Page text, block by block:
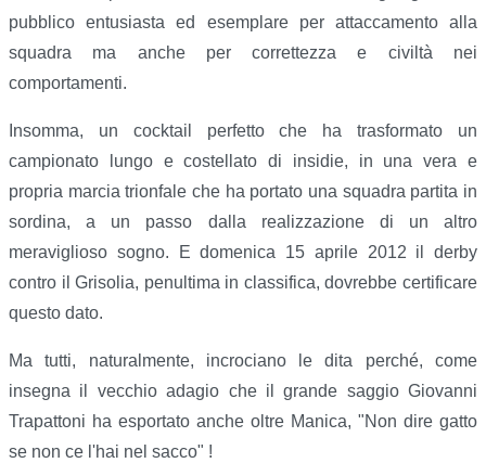
pubblico entusiasta ed esemplare per attaccamento alla
squadra ma anche per correttezza e civiltà nei
comportamenti.
Insomma, un cocktail perfetto che ha trasformato un
campionato lungo e costellato di insidie, in una vera e
propria marcia trionfale che ha portato una squadra partita in
sordina, a un passo dalla realizzazione di un altro
meraviglioso sogno. E domenica 15 aprile 2012 il derby
contro il Grisolia, penultima in classifica, dovrebbe certificare
questo dato.
Ma tutti, naturalmente, incrociano le dita perché, come
insegna il vecchio adagio che il grande saggio Giovanni
Trapattoni ha esportato anche oltre Manica, "Non dire gatto
se non ce l'hai nel sacco" !